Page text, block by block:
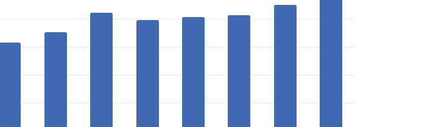
mit individueller Prämienverbilligung seit 2015
ranges from 41752 to 58665.